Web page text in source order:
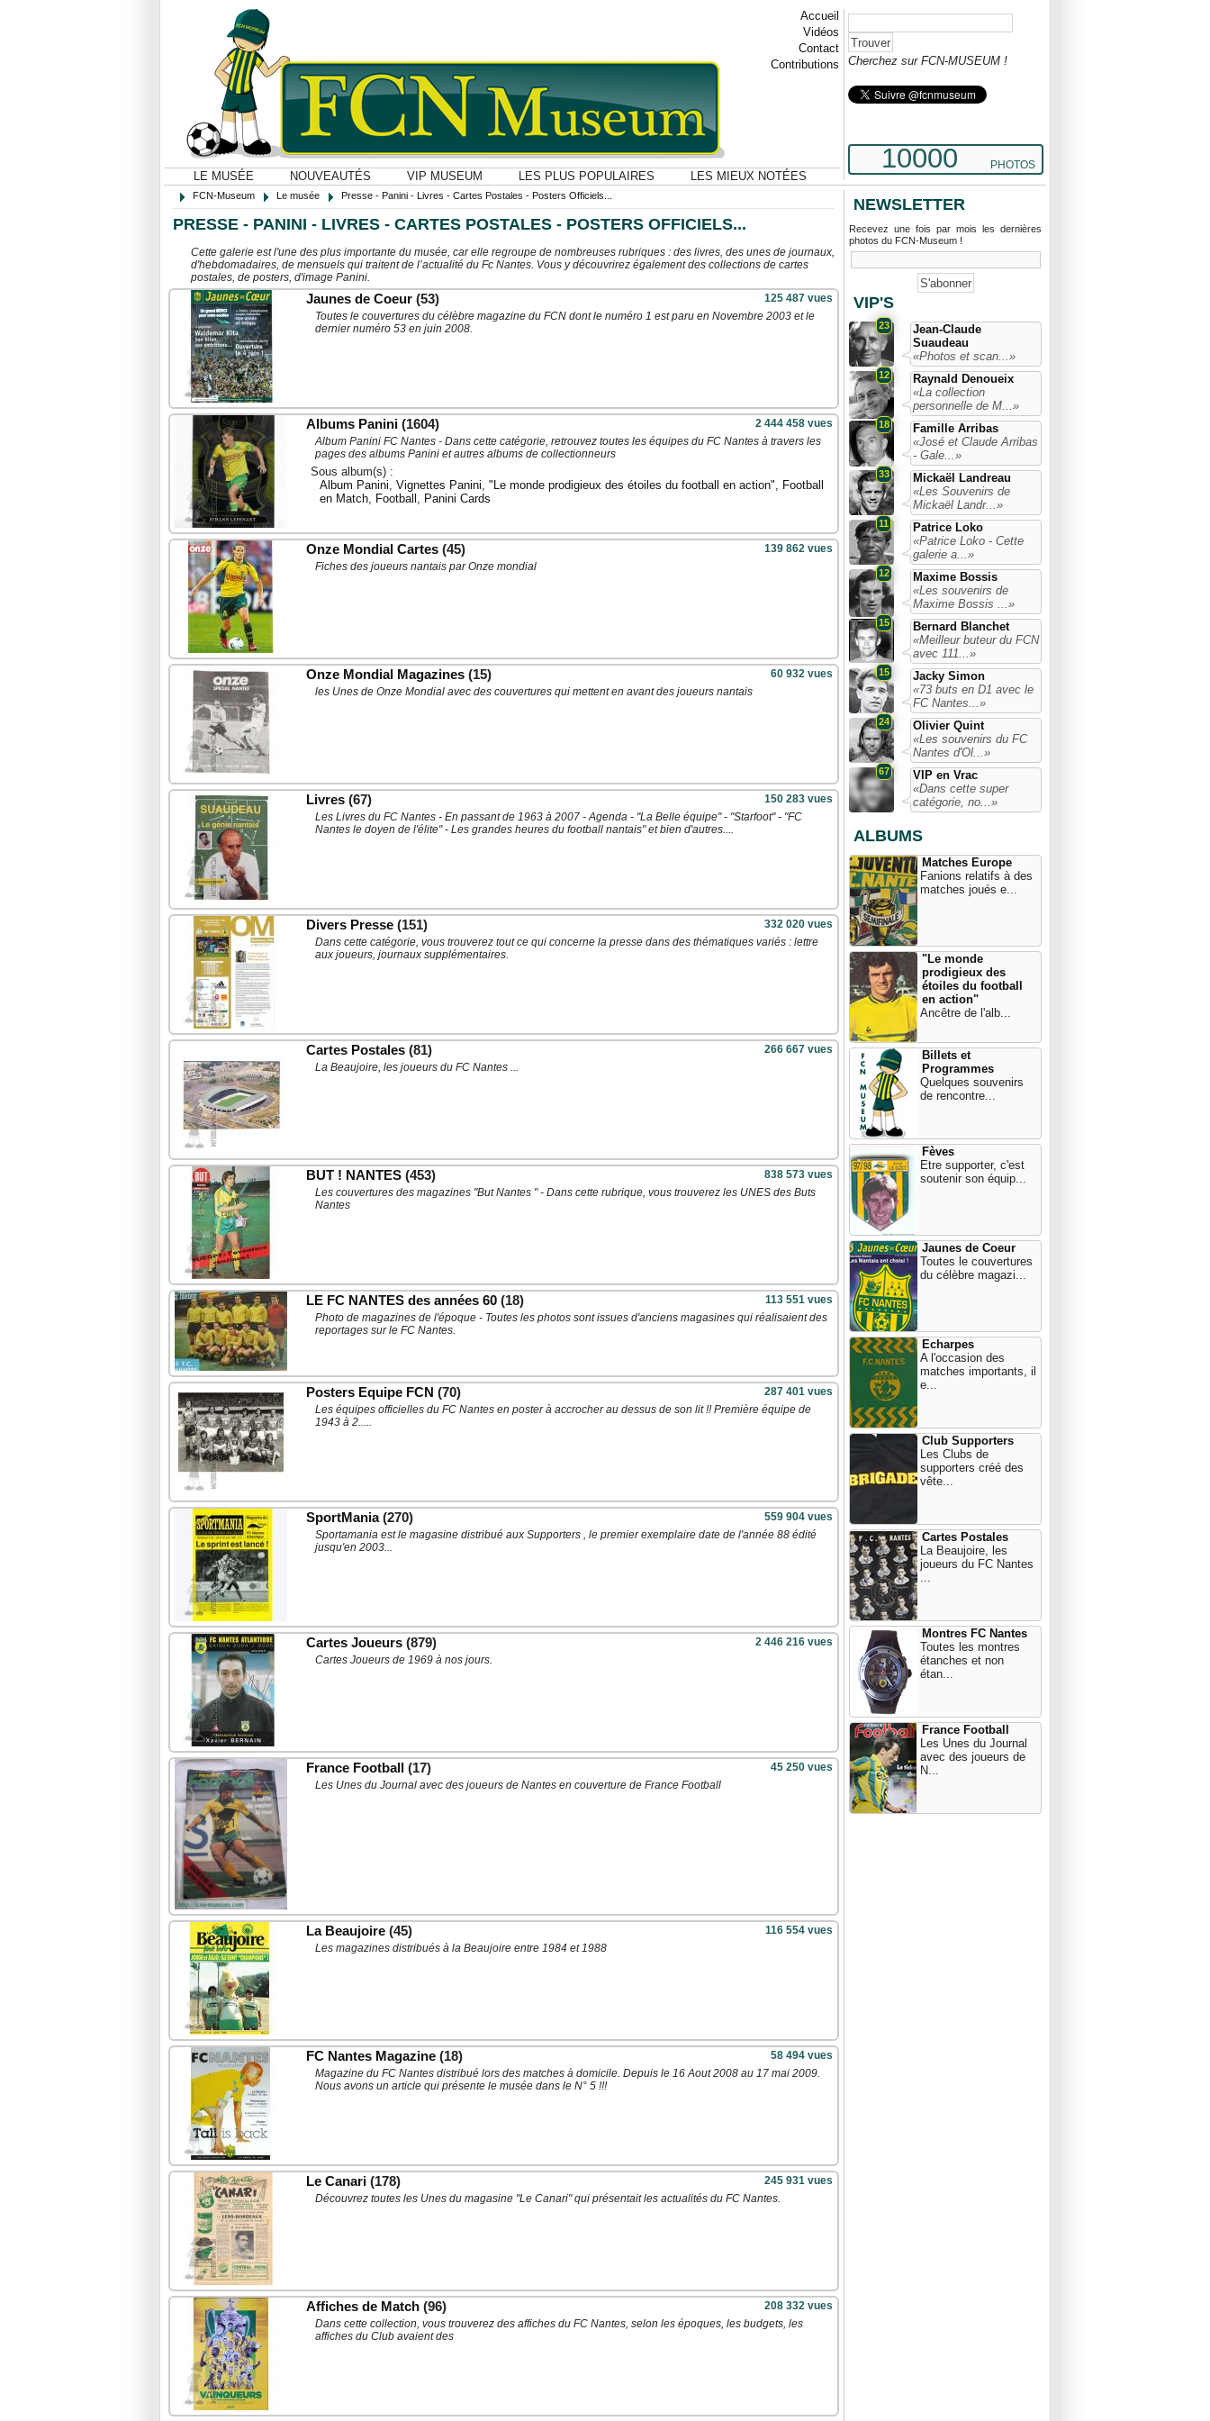
Accueil
Vidéos
Contact
Contributions
LE MUSÉE NOUVEAUTÉS VIP MUSEUM LES PLUS POPULAIRES LES MIEUX NOTÉES
Cherchez sur FCN-MUSEUM !
10000 PHOTOS
FCN-Museum Le musée Presse - Panini - Livres - Cartes Postales - Posters Officiels...
PRESSE - PANINI - LIVRES - CARTES POSTALES - POSTERS OFFICIELS...
Cette galerie est l'une des plus importante du musée, car elle regroupe de nombreuses rubriques : des livres, des unes de journaux,
d'hebdomadaires, de mensuels qui traitent de l’actualité du Fc Nantes. Vous y découvrirez également des collections de cartes
postales, de posters, d'image Panini.
Jaunes de Coeur (53) 125 487 vues
Toutes le couvertures du célèbre magazine du FCN dont le numéro 1 est paru en Novembre 2003 et le
dernier numéro 53 en juin 2008.
Albums Panini (1604) 2 444 458 vues
Album Panini FC Nantes - Dans cette catégorie, retrouvez toutes les équipes du FC Nantes à travers les
pages des albums Panini et autres albums de collectionneurs
Sous album(s) :
Album Panini, Vignettes Panini, "Le monde prodigieux des étoiles du football en action", Football
en Match, Football , Panini Cards
Onze Mondial Cartes (45) 139 862 vues
Fiches des joueurs nantais par Onze mondial
Onze Mondial Magazines (15) 60 932 vues
les Unes de Onze Mondial avec des couvertures qui mettent en avant des joueurs nantais
Livres (67) 150 283 vues
Les Livres du FC Nantes - En passant de 1963 à 2007 - Agenda - "La Belle équipe" - "Starfoot" - "FC
Nantes le doyen de l'élite" - Les grandes heures du football nantais" et bien d'autres....
Divers Presse (151) 332 020 vues
Dans cette catégorie, vous trouverez tout ce qui concerne la presse dans des thématiques variés : lettre
aux joueurs, journaux supplémentaires.
Cartes Postales (81) 266 667 vues
La Beaujoire, les joueurs du FC Nantes ...
BUT ! NANTES (453) 838 573 vues
Les couvertures des magazines "But Nantes " - Dans cette rubrique, vous trouverez les UNES des Buts
Nantes
LE FC NANTES des années 60 (18) 113 551 vues
Photo de magazines de l'époque - Toutes les photos sont issues d'anciens magasines qui réalisaient des
reportages sur le FC Nantes.
Posters Equipe FCN (70) 287 401 vues
Les équipes officielles du FC Nantes en poster à accrocher au dessus de son lit !! Première équipe de
1943 à 2.....
SportMania(270) 559 904 vues
Sportamania est le magasine distribué aux Supporters , le premier exemplaire date de l'année 88 édité
jusqu'en 2003...
Cartes Joueurs (879) 2 446 216 vues
Cartes Joueurs de 1969 à nos jours.
France Football (17) 45 250 vues
Les Unes du Journal avec des joueurs de Nantes en couverture de France Football
La Beaujoire (45) 116 554 vues
Les magazines distribués à la Beaujoire entre 1984 et 1988
FC Nantes Magazine (18) 58 494 vues
Magazine du FC Nantes distribué lors des matches à domicile. Depuis le 16 Aout 2008 au 17 mai 2009.
Nous avons un article qui présente le musée dans le N° 5 !!!
Le Canari (178) 245 931 vues
Découvrez toutes les Unes du magasine "Le Canari" qui présentait les actualités du FC Nantes.
Affiches de Match (96) 208 332 vues
Dans cette collection, vous trouverez des affiches du FC Nantes, selon les époques, les budgets, les
affiches du Club avaient des
NEWSLETTER
Recevez une fois par mois les dernières
photos du FCN-Museum !
VIP'S
23
Jean-Claude
Suaudeau
«Photos et scan...»
12
Raynald Denoueix
«La collection
personnelle de M...»
18
Famille Arribas
«José et Claude Arribas
- Gale...»
33
Mickaël Landreau
«Les Souvenirs de
Mickaël Landr...»
11
Patrice Loko
«Patrice Loko - Cette
galerie a...»
12
Maxime Bossis
«Les souvenirs de
Maxime Bossis ...»
15
Bernard Blanchet
«Meilleur buteur du FCN
avec 111...»
15
Jacky Simon
«73 buts en D1 avec le
FC Nantes...»
24
Olivier Quint
«Les souvenirs du FC
Nantes d'Ol...»
67
VIP en Vrac
«Dans cette super
catégorie, no...»
ALBUMS
Matches Europe
Fanions relatifs à des
matches joués e...
"Le monde
prodigieux des
étoiles du football
en action"
Ancêtre de l'alb...
Billets et
Programmes
Quelques souvenirs
de rencontre...
Fèves
Etre supporter, c'est
soutenir son équip...
Jaunes de Coeur
Toutes le couvertures
du célèbre magazi...
Echarpes
A l'occasion des
matches importants, il
e...
Club Supporters
Les Clubs de
supporters créé des
vête...
Cartes Postales
La Beaujoire, les
joueurs du FC Nantes
...
Montres FC Nantes
Toutes les montres
étanches et non
étan...
France Football
Les Unes du Journal
avec des joueurs de
N...